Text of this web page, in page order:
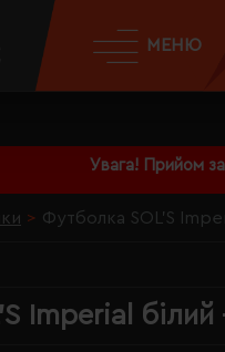
Увага! Прийом
МЕНЮ
Футболка SOL'S
Imperial білий